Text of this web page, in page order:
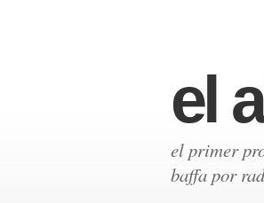
el
el primer
baffa por